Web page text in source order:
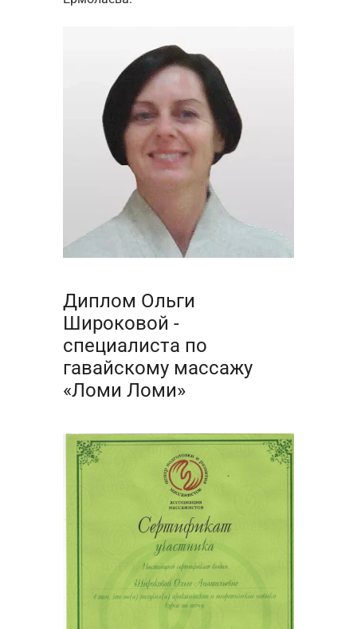
Диплом Ольги
Широковой -
специалиста по
гавайскому массажу
«Ломи Ломи»